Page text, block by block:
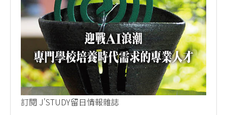
訂閱 J'STUDY留日情報雜誌